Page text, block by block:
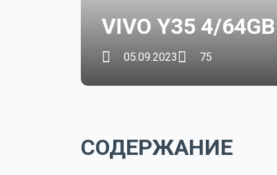
VIVO Y35 4/
05.09.2023 75
СОДЕРЖАНИЕ